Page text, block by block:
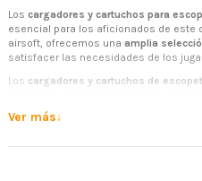
Los cargadores y cartuchos para
esencial para los aficionados de este
airsoft, ofrecemos una amplia
satisfacer las necesidades de los
Los cargadores y cartuchos de
mejor se adapte a sus necesidades.
ser compatibles con diferentes
cargadores y cartuchos
construidos con diferentes
Ver más